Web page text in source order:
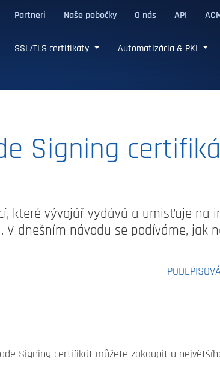
Partneri Naše pobočky O nás API
SSL/TLS certifikáty Automatizácia & PKI
Signing
které vývojář vydává a umisťuje na
dnešním návodu se podíváme, jak
Signing certifikát můžete zakoupit u